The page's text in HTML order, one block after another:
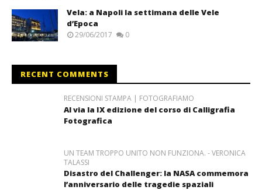
Vela: a Napoli la settimana delle Vele
d’Epoca
29/06/2017 0
RECENT COMMENTS
RECENSIONI STAMPA | FOTOGRAFIAMO
Al via la IX edizione del corso di Calligrafia
Fotografica
UN TEAM TROPPO UNITO NON FUNZIONA. - VERONICA
TALASSI
Disastro del Challenger: la NASA commemora
l’anniversario delle tragedie spaziali